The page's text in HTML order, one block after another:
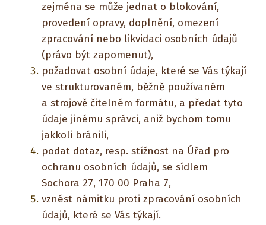
zejména se může jednat o blokování,
provedení opravy, doplnění, omezení
zpracování nebo likvidaci osobních údajů
(právo být zapomenut),
požadovat osobní údaje, které se Vás týkají
ve strukturovaném, běžně používaném
a strojově čitelném formátu, a předat tyto
údaje jinému správci, aniž bychom tomu
jakkoli bránili,
podat dotaz, resp. stížnost na Úřad pro
ochranu osobních údajů, se sídlem
Sochora 27, 170 00 Praha 7,
vznést námitku proti zpracování osobních
údajů, které se Vás týkají.